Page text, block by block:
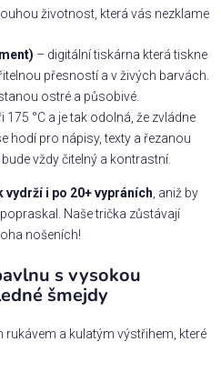
životnost, která vás nezklame
– digitální tiskárna která tiskne
přesností a v živých barvách.
ostré a působivé.
175 °C a je tak odolná, že zvládne
hodí pro nápisy, texty a řezanou
vždy čitelný a kontrastní.
vydrží i po 20+ vypráních, aniž by
Naše trička zůstávají
nošeních!
s vysokou
šmejdy
a kulatým výstřihem, které